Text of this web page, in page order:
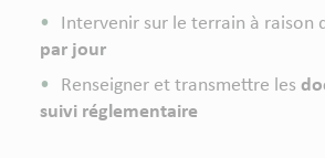
Intervenir sur le terrain à raison
par jour
Renseigner et transmettre les
suivi réglementaire